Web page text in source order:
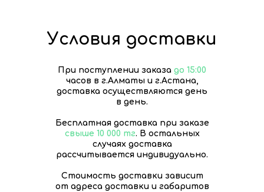
При поступлении заказа до 15:00
часов в г.Алматы и г.Астана,
доставка осуществляются день
в день.
Бесплатная доставка при заказе
свыше 10 000 тг. В остальных
случаях доставка
рассчитывается индивидуально.
Стоимость доставки зависит
от адреса доставки и габаритов
Условия доставки